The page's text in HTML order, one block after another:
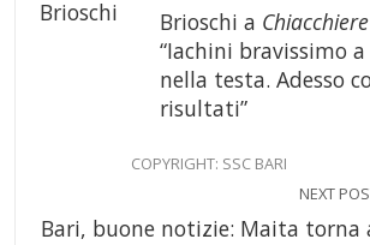
Brioschi a
“Iachini bravissimo
nella testa. Adesso
risultati”
COPYRIGHT: SSC BARI
NEXT
Bari, buone notizie: Maita torna